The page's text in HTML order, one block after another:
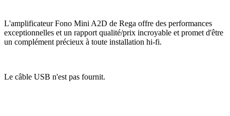
L'amplificateur Fono Mini A2D de Rega offre des performances
exceptionnelles et un rapport qualité/prix incroyable et promet d'être
un complément précieux à toute installation hi-fi.
Le câble USB n'est pas fournit.